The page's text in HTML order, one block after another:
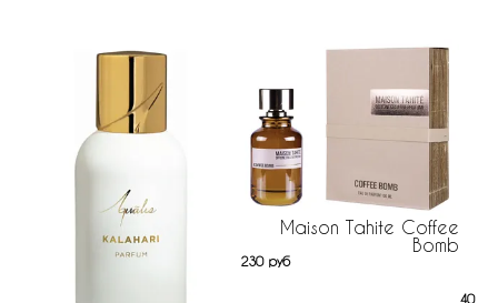
Maison Tahite Coffee
Bomb
230 руб
405